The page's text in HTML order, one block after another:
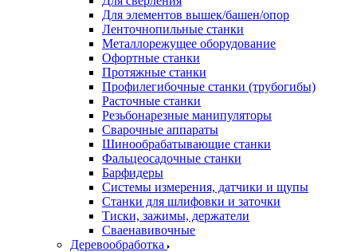
Для элементов вышек/башен/опор
Ленточнопильные станки
Металлорежущее оборудование
Офортные станки
Протяжные станки
Профилегибочные станки (трубогибы)
Расточные станки
Резьбонарезные манипуляторы
Сварочные аппараты
Шинообрабатывающие станки
Фальцеосадочные станки
Барфидеры
Системы измерения, датчики и щупы
Станки для шлифовки и заточки
Тиски, зажимы, держатели
Cваенавивочные
Деревообработка